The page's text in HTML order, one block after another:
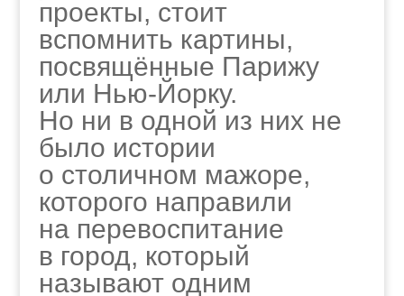
проекты, стоит
вспомнить картины,
посвящённые Парижу
или Нью-Йорку.
Но ни в одной из них не
было истории
о столичном мажоре,
которого направили
на перевоспитание
в город, который
называют одним